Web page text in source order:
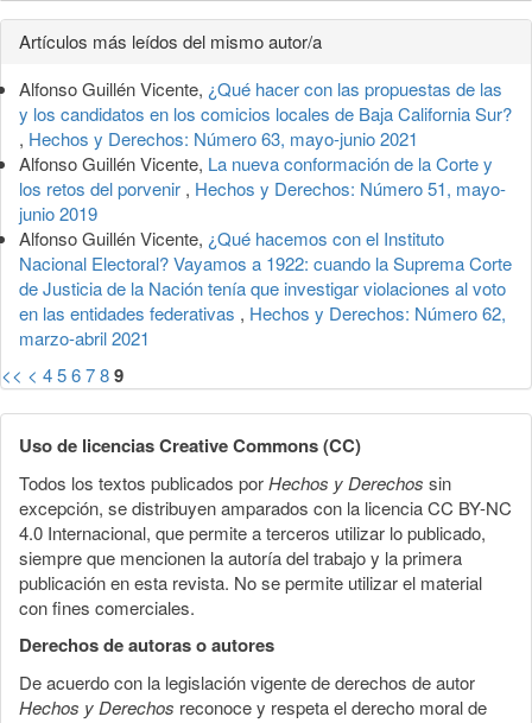
Detalles
del
artículo
Artículos más leídos del mismo autor/a
Alfonso Guillén Vicente, ¿Qué hacer con las propuestas de las
y los candidatos en los comicios locales de Baja California Sur?
, Hechos y Derechos: Número 63, mayo-junio 2021
Alfonso Guillén Vicente, La nueva conformación de la Corte y
los retos del porvenir , Hechos y Derechos: Número 51, mayo-
junio 2019
Alfonso Guillén Vicente, ¿Qué hacemos con el Instituto
Nacional Electoral? Vayamos a 1922: cuando la Suprema Corte
de Justicia de la Nación tenía que investigar violaciones al voto
en las entidades federativas , Hechos y Derechos: Número 62,
marzo-abril 2021
<< < 456789
Uso de licencias Creative Commons (CC)
Todos los textos publicados porHechos y Derechos sin
excepción, se distribuyen amparados con la licencia CC BY-NC
4.0 Internacional, que permite a terceros utilizar lo publicado,
siempre que mencionen la autoría del trabajo y la primera
publicación en esta revista. No se permite utilizar el material
con fines comerciales.
Derechos de autoras o autores
De acuerdo con la legislación vigente de derechos de autor
Hechos y Derechos reconoce y respeta el derecho moral de